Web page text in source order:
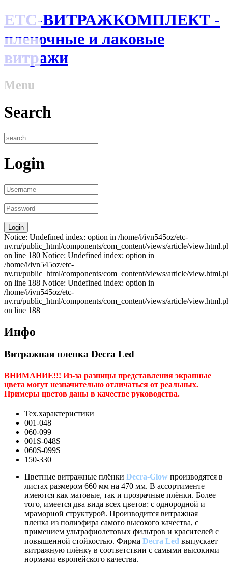
ЕТС-ВИТРАЖКОМПЛЕКТ -
пленочные и лаковые
витражи
Menu
Search
Login
Notice: Undefined index: option in /home/i/ivn545oz/etc-
nv.ru/public_html/components/com_content/views/article/
on line 180 Notice: Undefined index: option in
/home/i/ivn545oz/etc-
nv.ru/public_html/components/com_content/views/article/
on line 188 Notice: Undefined index: option in
/home/i/ivn545oz/etc-
nv.ru/public_html/components/com_content/views/article/
on line 188
Инфо
Витражная пленка Decra Led
ВНИМАНИЕ!!! Из-за разницы представления экранные
цвета могут незначительно отличаться от реальных.
Примеры цветов даны в качестве руководства.
Тех.характеристики
001-048
060-099
001S-048S
060S-099S
150-330
Цветные витражные плёнки Decra-Glow производятся в
листах размером 660 мм на 470 мм. В ассортименте
имеются как матовые, так и прозрачные плёнки. Более
того, имеется два вида всех цветов: с однородной и
мраморной структурой. Производится витражная
пленка из полиэфира самого высокого качества, с
примением ультрафиолетовых фильтров и красителей с
повышенной стойкостью. Фирма Decra Led выпускает
витражную плёнку в соответствии с самыми высокими
нормами европейского качества.